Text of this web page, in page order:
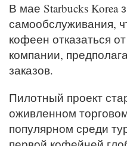
В мае Starbucks Korea
самообслуживания,
кофеен отказаться
компании,
заказов.
Пилотный проект
оживленном
популярном среди